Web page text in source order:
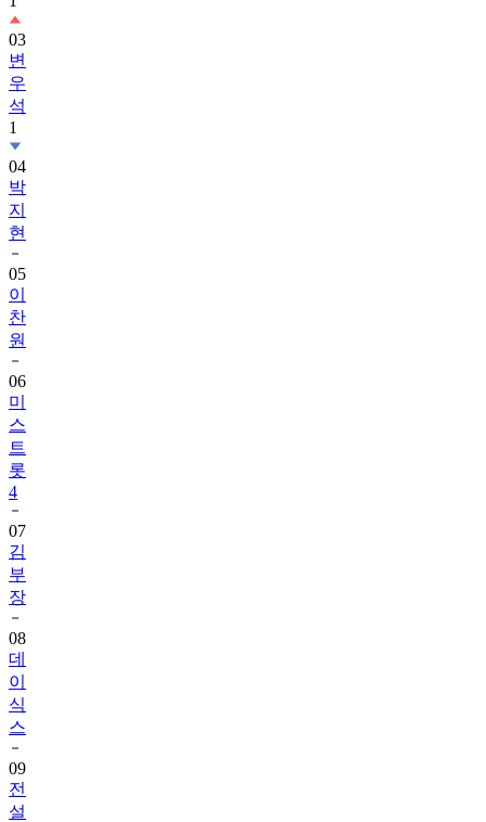
03
변
우
석
1
04
박
지
현
05
이
찬
원
06
미
스
트
롯
4
07
김
부
장
08
데
이
식
스
09
전
설